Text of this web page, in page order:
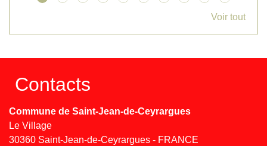
Voir tout
Contacts
Commune de Saint-Jean-de-Ceyrargues
Le Village
30360 Saint-Jean-de-Ceyrargues - FRANCE